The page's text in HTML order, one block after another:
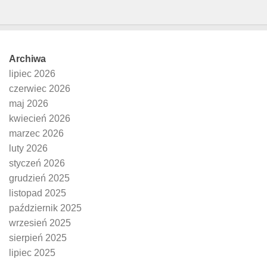
Archiwa
lipiec 2026
czerwiec 2026
maj 2026
kwiecień 2026
marzec 2026
luty 2026
styczeń 2026
grudzień 2025
listopad 2025
październik 2025
wrzesień 2025
sierpień 2025
lipiec 2025